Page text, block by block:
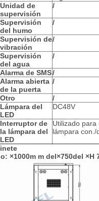
Unidad de
supervisión
/
Supervisión
del humo
/
Supervisión de
vibración
/
Supervisión
del agua
/
Alarma de SMS/
Alarma abierta
de la puerta
/
Otro
/
Lámpara del
LED
DC48V
Interruptor de
la lámpara del
LED
Utilizado para
lámpara con./
×1000m m del×750del ×H